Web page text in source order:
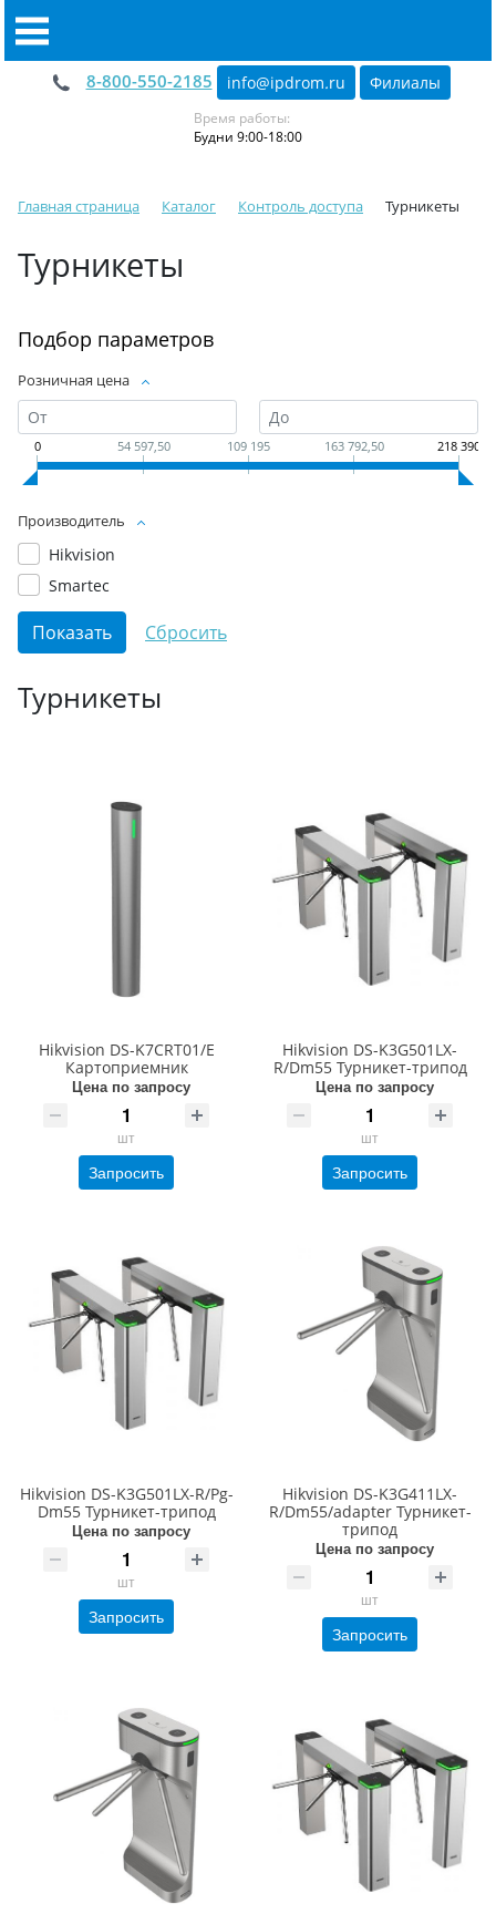
8-800-550-2185 info@ipdrom.ru Филиалы
Время работы:
Будни 9:00-18:00
Главная страница Каталог Контроль доступа Турникеты
Турникеты
Подбор параметров
Розничная цена
0 54 597,50 109 195 163 792,50 218 390
Производитель
Hikvision
Smartec
Турникеты
Hikvision DS-K7CRT01/E
Картоприемник
Цена по запросу
шт
Запросить
Hikvision DS-K3G501LX-
R/Dm55 Турникет-трипод
Цена по запросу
шт
Запросить
Hikvision DS-K3G501LX-R/Pg-
Dm55 Турникет-трипод
Цена по запросу
шт
Запросить
Hikvision DS-K3G411LX-
R/Dm55/adapter Турникет-
трипод
Цена по запросу
шт
Запросить